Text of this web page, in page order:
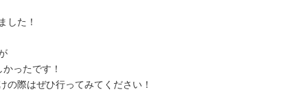
した！
ったです！
の際はぜひ行ってみてください！